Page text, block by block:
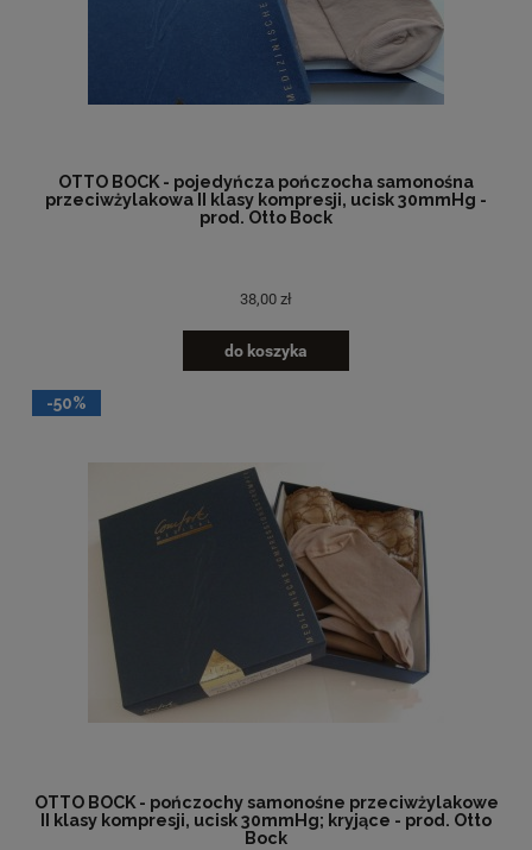
OTTO BOCK - pojedyńcza pończocha samonośna
przeciwżylakowa II klasy kompresji, ucisk 30mmHg -
prod. Otto Bock
38,00 zł
do koszyka
OTTO BOCK - pończochy samonośne przeciwżylakowe
II klasy kompresji, ucisk 30mmHg; kryjące - prod. Otto
Bock
-50%